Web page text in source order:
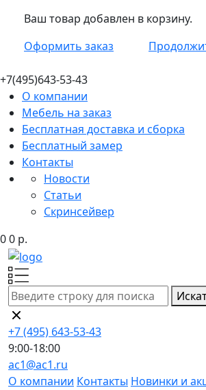
Ваш товар добавлен в корзину.
Оформить заказ
+7(495)643-53-43
О компании
Мебель на заказ
Бесплатная доставка и сборка
Бесплатный замер
Контакты
Новости
Статьи
Скринсейвер
00 р.
+7 (495) 643-53-43
9:00-18:00
ac1@ac1.ru
О компании Контакты Новинки и